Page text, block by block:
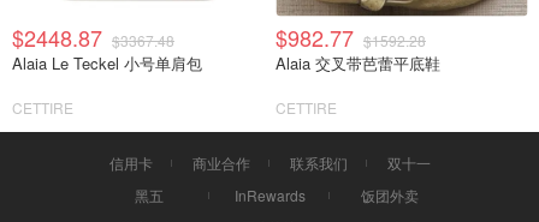
$2448.87 $3367.48
Alaia Le Teckel 小号单肩包
CETTIRE
$982.77 $1592.28
Alaia 交叉带芭蕾平底鞋
CETTIRE
信用卡 商业合作 联系我们
双十一
黑五
InRewards
饭团外卖